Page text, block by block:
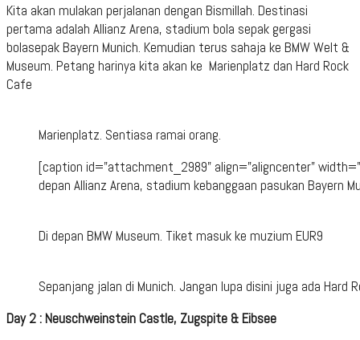
Kita akan mulakan perjalanan dengan Bismillah. Destinasi
pertama adalah Allianz Arena, stadium bola sepak gergasi
bolasepak Bayern Munich. Kemudian terus sahaja ke BMW Welt &
Museum. Petang harinya kita akan ke Marienplatz dan Hard Rock
Cafe
Marienplatz. Sentiasa ramai orang.
[caption id="attachment_2989" align="aligncenter"
depan Allianz Arena, stadium kebanggaan pasukan Bayern
Di depan BMW Museum. Tiket masuk ke muzium EUR9
Sepanjang jalan di Munich. Jangan lupa disini juga ada Hard
Day 2 : Neuschweinstein Castle, Zugspite & Eibsee